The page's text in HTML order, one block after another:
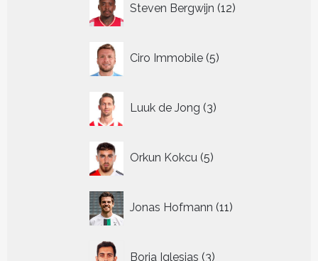
Steven Bergwijn 12
producten
Ciro Immobile 5
producten
Luuk de Jong 3
producten
Orkun Kokcu 5
producten
Jonas Hofmann 11
producten
Borja Iglesias 3